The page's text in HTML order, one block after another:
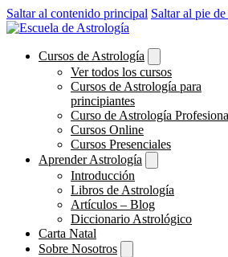
Saltar al contenido principal Saltar al pie
Cursos de Astrología
Ver todos los cursos
Cursos de Astrología para
principiantes
Curso de Astrología
Cursos Online
Cursos Presenciales
Aprender Astrología
Introducción
Libros de Astrología
Artículos – Blog
Diccionario Astrológico
Carta Natal
Sobre Nosotros